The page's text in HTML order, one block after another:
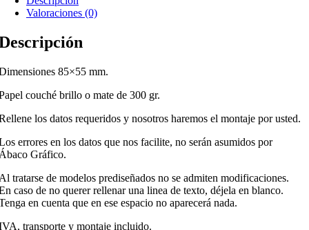
Valoraciones (0)
85×55 mm.
couché brillo o mate de 300 gr.
los datos requeridos y nosotros haremos el montaje por usted.
errores en los datos que nos facilite, no serán asumidos por
Gráfico.
tratarse de modelos prediseñados no se admiten modificaciones.
caso de no querer rellenar una linea de texto, déjela en blanco.
en cuenta que en ese espacio no aparecerá nada.
transporte y montaje incluido.